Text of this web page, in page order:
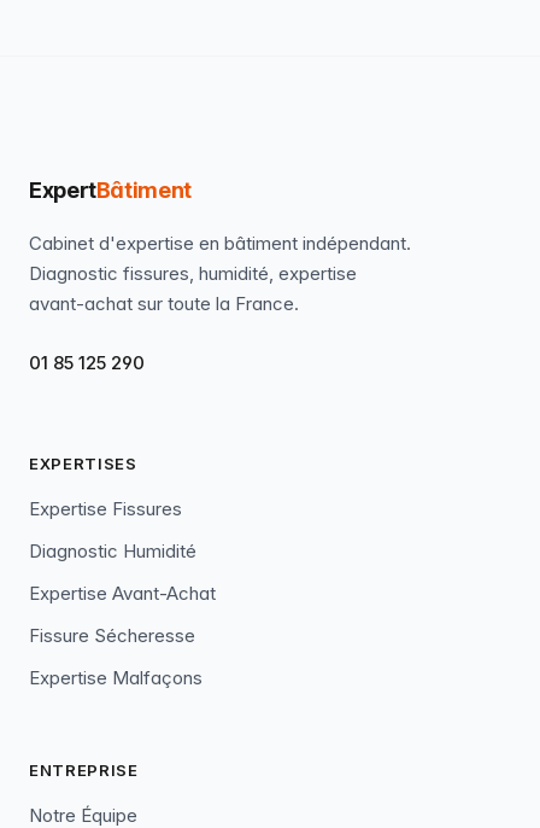
ExpertBâtiment
Cabinet d'expertise en bâtiment indépendant.
Diagnostic fissures, humidité, expertise
avant-achat sur toute la France.
01 85 125 290
EXPERTISES
Expertise Fissures
Diagnostic Humidité
Expertise Avant-Achat
Fissure Sécheresse
Expertise Malfaçons
ENTREPRISE
Notre Équipe